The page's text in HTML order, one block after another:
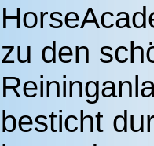
zu den
besticht